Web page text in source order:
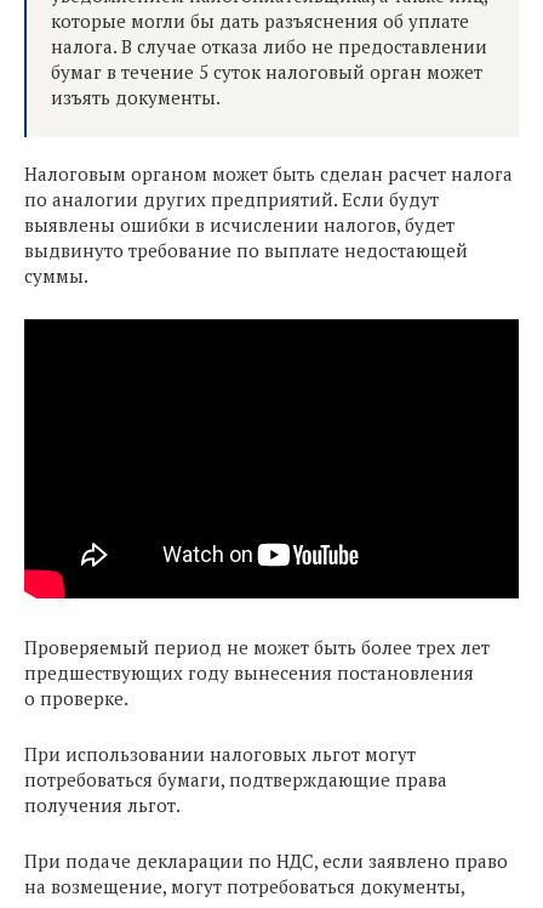
которые могли бы дать разъяснения об уплате
налога. В случае отказа либо не предоставлении
бумаг в течение 5 суток налоговый орган может
изъять документы.
Налоговым органом может быть сделан расчет налога
по аналогии других предприятий. Если будут
выявлены ошибки в исчислении налогов, будет
выдвинуто требование по выплате недостающей
суммы.
Проверяемый период не может быть более трех лет
предшествующих году вынесения постановления
о проверке.
При использовании налоговых льгот могут
потребоваться бумаги, подтверждающие права
получения льгот.
При подаче декларации по НДС, если заявлено право
на возмещение, могут потребоваться документы,